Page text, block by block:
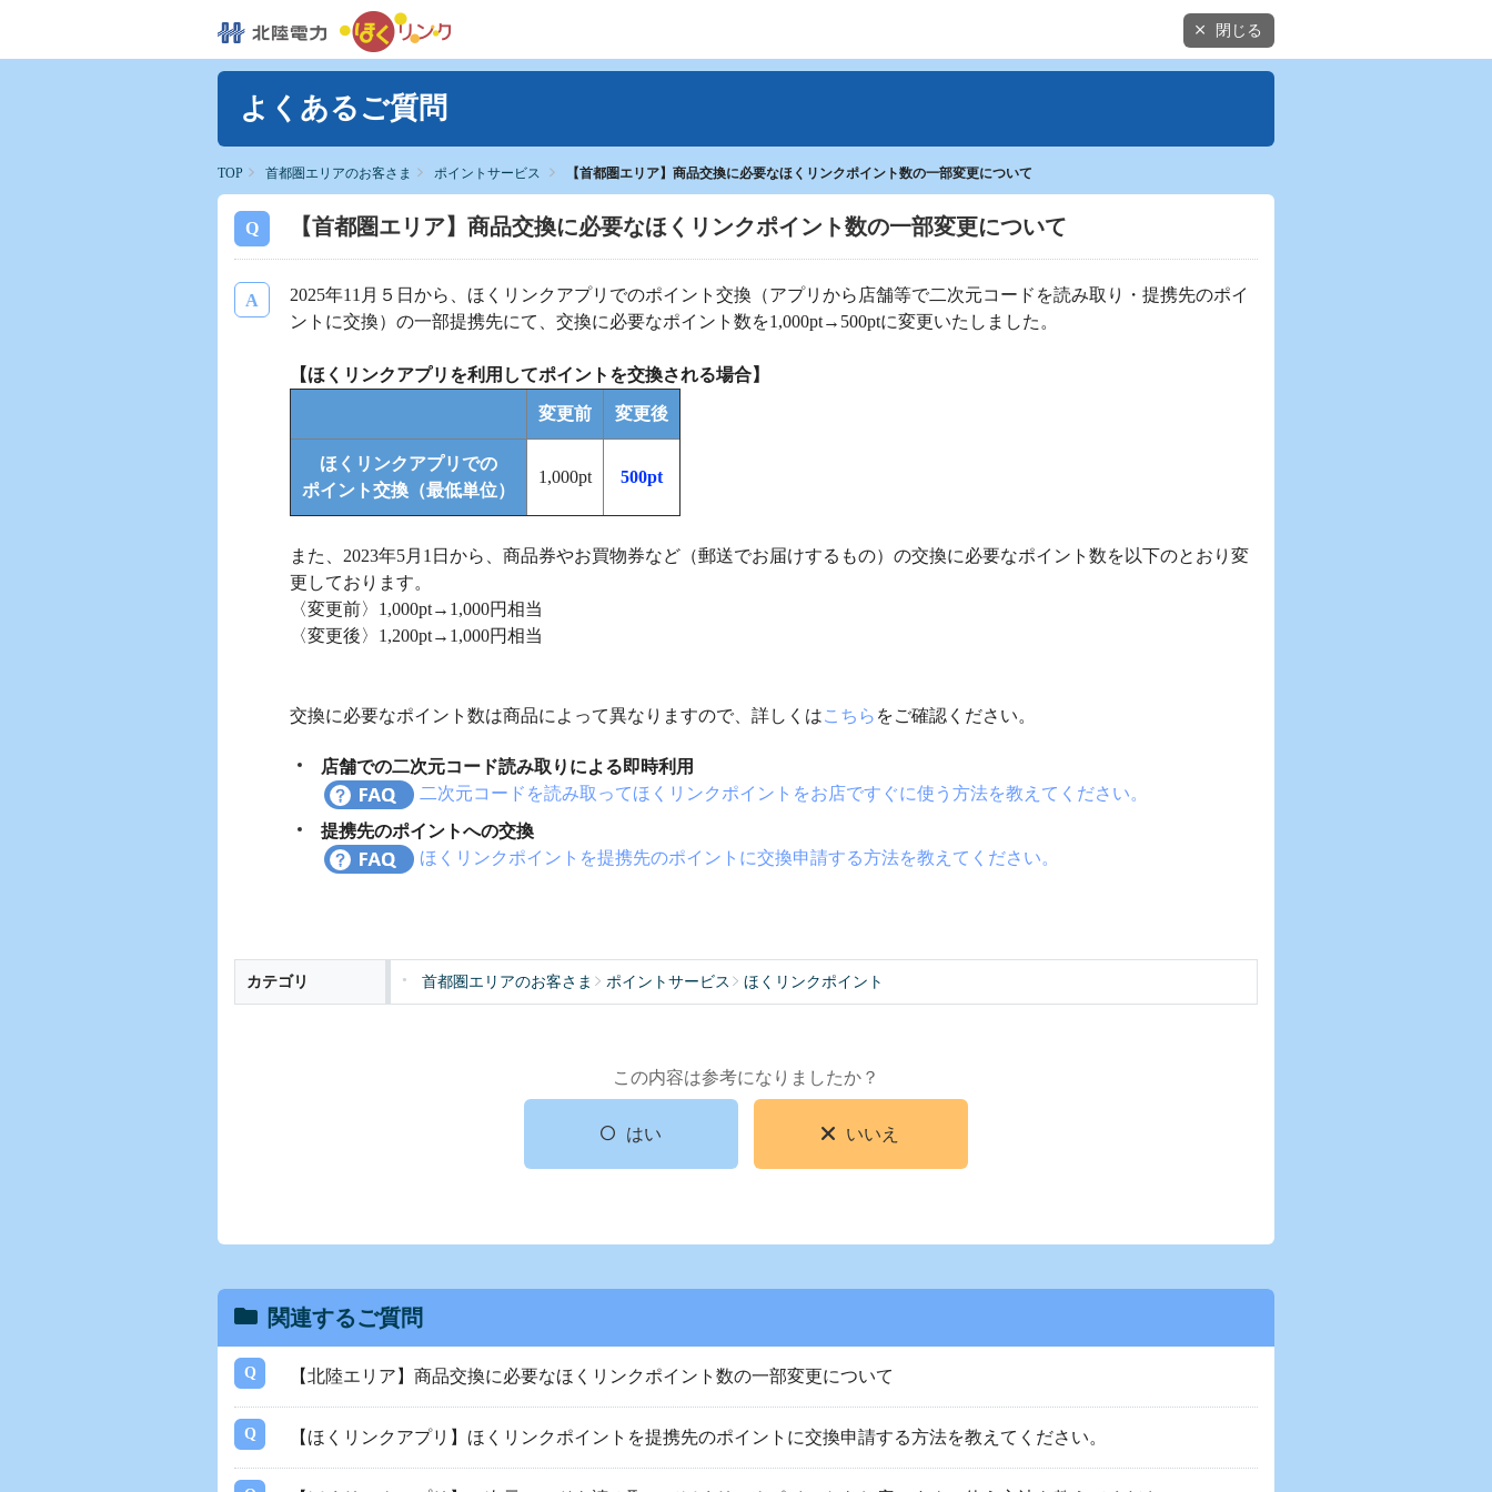
閉じる
よくあるご質問
TOP 首都圏エリアのお客さま ポイントサービス 【首都圏エリア】商品交換に必要なほくリンクポイント数の一部変更について
【首都圏エリア】商品交換に必要なほくリンクポイント数の一部変更について
2025年11月５日から、ほくリンクアプリでのポイント交換（アプリから店舗等で二次元コードを読み取り・提携先のポイ
ントに交換）の一部提携先にて、交換に必要なポイント数を1,000pt→500ptに変更いたしました。
【ほくリンクアプリを利用してポイントを交換される場合】
変更前 変更後
ほくリンクアプリでの
ポイント交換（最低単位）
1,000pt 500pt
また、2023年5月1日から、商品券やお買物券など（郵送でお届けするもの）の交換に必要なポイント数を以下のとおり変
更しております。
〈変更前〉1,000pt→1,000円相当
〈変更後〉1,200pt→1,000円相当
交換に必要なポイント数は商品によって異なりますので、詳しくはこちら をご確認ください。
店舗での二次元コード読み取りによる即時利用
二次元コードを読み取ってほくリンクポイントをお店ですぐに使う方法を教えてください。
提携先のポイントへの交換
ほくリンクポイントを提携先のポイントに交換申請する方法を教えてください。
カテゴリ 首都圏エリアのお客さま ポイントサービス ほくリンクポイント
この内容は参考になりましたか？
はい いいえ
関連するご質問
【北陸エリア】商品交換に必要なほくリンクポイント数の一部変更について
【ほくリンクアプリ】ほくリンクポイントを提携先のポイントに交換申請する方法を教えてください。